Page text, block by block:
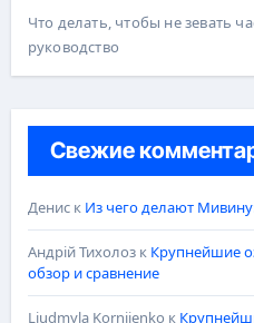
Что делать, чтобы не зевать
руководство
Свежие
Дениск Из чего делают
Андрій Тихолозк Крупнейшие
обзор и сравнение
Liudmyla Korniienko к